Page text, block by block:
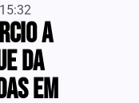
15:32
a
da
em